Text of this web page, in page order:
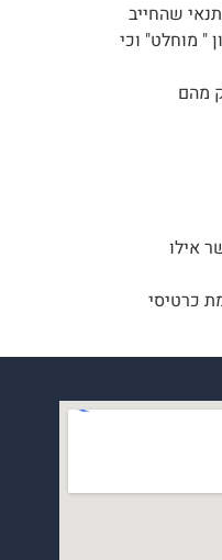
שהחייב
" מוחלט" וכי
מהם
אילו
כרטיסי